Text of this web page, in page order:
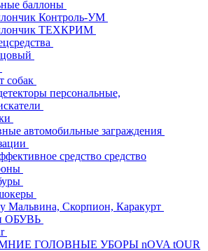
баллоны
Контроль-УМ
ТЕХКРИМ
собак
персональные,
автомобильные заграждения
средство средство
Мальвина, Скорпион, Каракурт
ОБУВЬ
ГОЛОВНЫЕ УБОРЫ nOVA tOUR